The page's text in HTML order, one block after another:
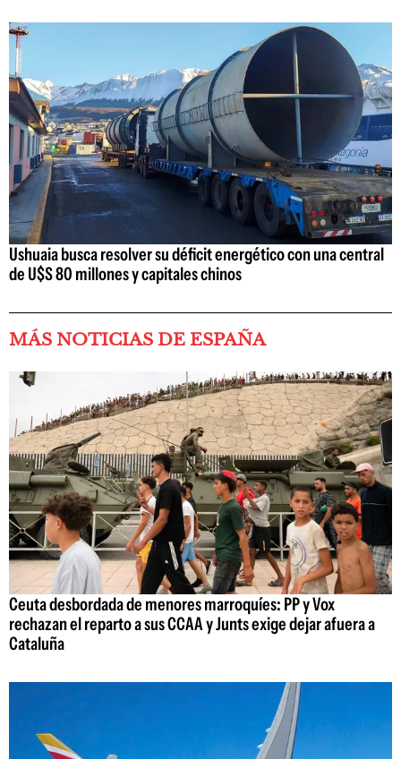
Ushuaia busca resolver su déficit energético con una central
de U$S 80 millones y capitales chinos
MÁS NOTICIAS DE ESPAÑA
Ceuta desbordada de menores marroquíes: PP y Vox
rechazan el reparto a sus CCAA y Junts exige dejar afuera a
Cataluña